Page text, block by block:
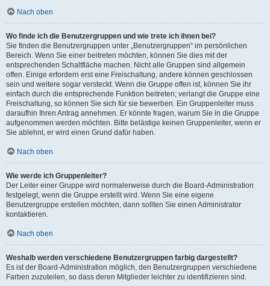
Nach oben
Wo finde ich die Benutzergruppen und wie trete ich ihnen bei?
Sie finden die Benutzergruppen unter „Benutzergruppen“ im persönlichen
Bereich. Wenn Sie einer beitreten möchten, können Sie dies mit der
entsprechenden Schaltfläche machen. Nicht alle Gruppen sind allgemein
offen. Einige erfordern erst eine Freischaltung, andere können geschlossen
sein und weitere sogar versteckt. Wenn die Gruppe offen ist, können Sie ihr
einfach durch die entsprechende Funktion beitreten; verlangt die Gruppe eine
Freischaltung, so können Sie sich für sie bewerben. Ein Gruppenleiter muss
daraufhin Ihren Antrag annehmen. Er könnte fragen, warum Sie in die Gruppe
aufgenommen werden möchten. Bitte belästige keinen Gruppenleiter, wenn er
Sie ablehnt, er wird einen Grund dafür haben.
Nach oben
Wie werde ich Gruppenleiter?
Der Leiter einer Gruppe wird normalerweise durch die Board-Administration
festgelegt, wenn die Gruppe erstellt wird. Wenn Sie eine eigene
Benutzergruppe erstellen möchten, dann sollten Sie einen Administrator
kontaktieren.
Nach oben
Weshalb werden verschiedene Benutzergruppen farbig dargestellt?
Es ist der Board-Administration möglich, den Benutzergruppen verschiedene
Farben zuzuteilen, so dass deren Mitglieder leichter zu identifizieren sind.